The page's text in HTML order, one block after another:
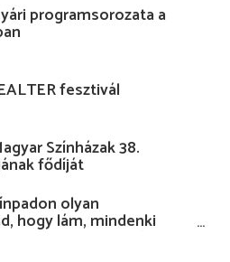
programsorozata a
fesztivál
Színházak 38.
fődíját
olyan
hogy lám, mindenki
magammal…”